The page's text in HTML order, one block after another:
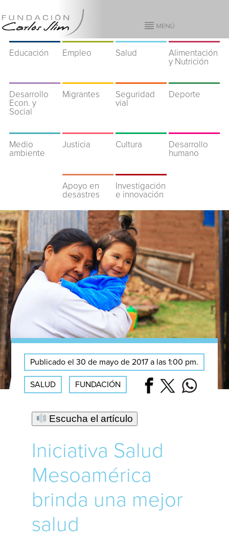
Educación Empleo Salud
Alimentación
y Nutrición
Desarrollo
Econ. y
Social
Migrantes
Seguridad
vial
Deporte
Medio
ambiente
Justicia Cultura
Desarrollo
humano
Apoyo en
desastres
Investigación
e innovación
Publicado el 30 de mayo de 2017 a las 1:00 pm.
SALUD FUNDACIÓN
Escucha el artículo
Iniciativa Salud
Mesoamérica
brinda una mejor
salud